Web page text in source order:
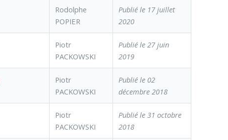
Rodolphe
POPIER
Publié le 17 juillet
2020
Piotr
PACKOWSKI
Publié le 27 juin
2019
Piotr
PACKOWSKI
Publié le 02
décembre 2018
Piotr
PACKOWSKI
Publié le 31 octobre
2018